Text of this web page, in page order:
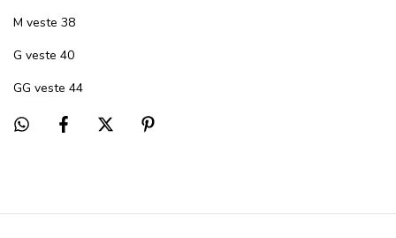
M veste 38
G veste 40
GG veste 44